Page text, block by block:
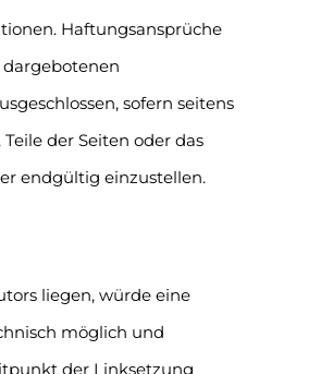
Haftungsansprüche
sofern seitens
der Seiten oder das
endgültig einzustellen.
liegen, würde eine
möglich und
der Linksetzung